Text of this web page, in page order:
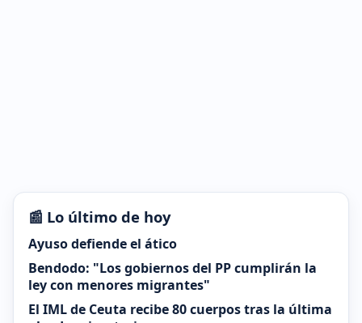
📰 Lo último de hoy
Ayuso defiende el ático
Bendodo: "Los gobiernos del PP cumplirán la
ley con menores migrantes"
El IML de Ceuta recibe 80 cuerpos tras la última